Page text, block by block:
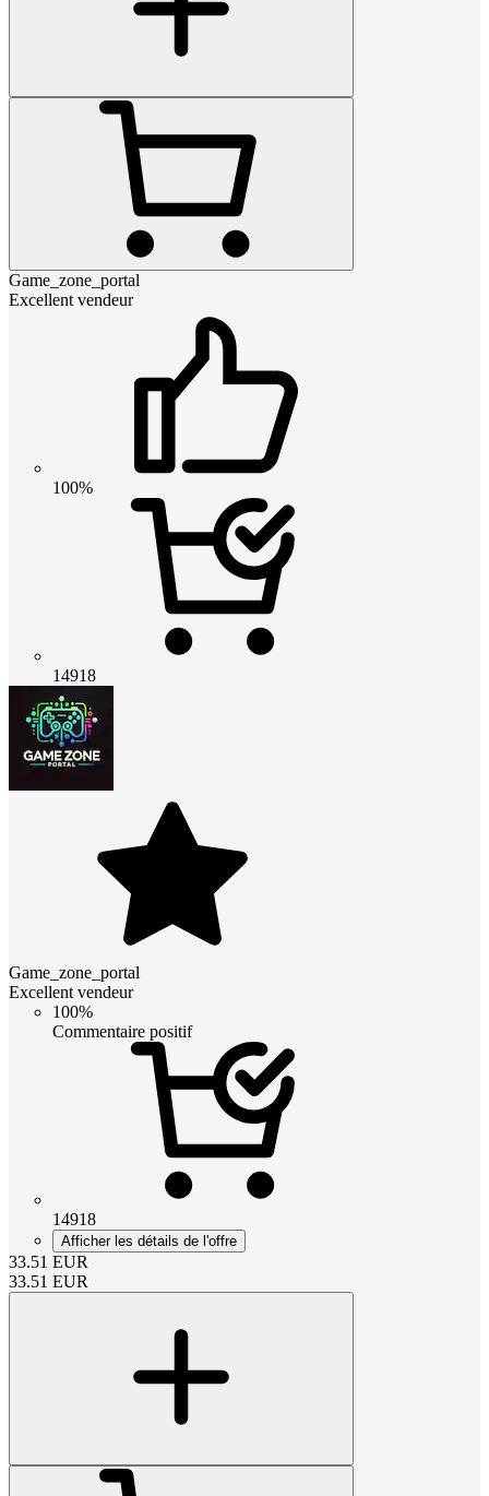
Game_zone_portal
Excellent vendeur
100%
14918
Game_zone_portal
Excellent vendeur
100%
Commentaire positif
14918
Afficher les détails de l'offre
33.51 EUR
33.51 EUR